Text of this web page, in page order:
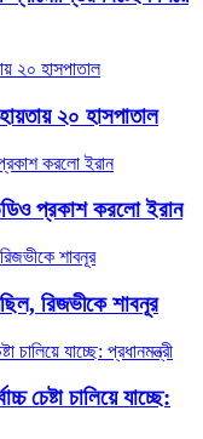
২০ হাসপাতাল
প্রকাশ করলো ইরান
রিজভীকে শাবনূর
চেষ্টা চালিয়ে যাচ্ছে: